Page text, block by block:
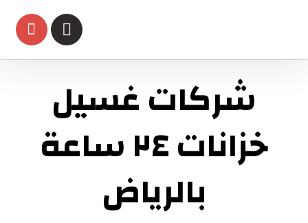
شركات غسيل
خزانات ٢٤ ساعة
بالرياض